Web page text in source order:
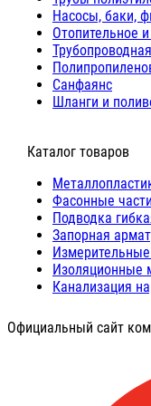
Насосы, баки,
Отопительное
Санфаянс
Шланги и
⠀Каталог товаров
Фасонные
Подводка
Запорная
Изоляционные
Канализация
Официальный сайт